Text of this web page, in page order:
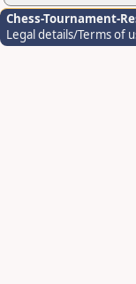
Chess-Tournament-
Legal details/Terms of